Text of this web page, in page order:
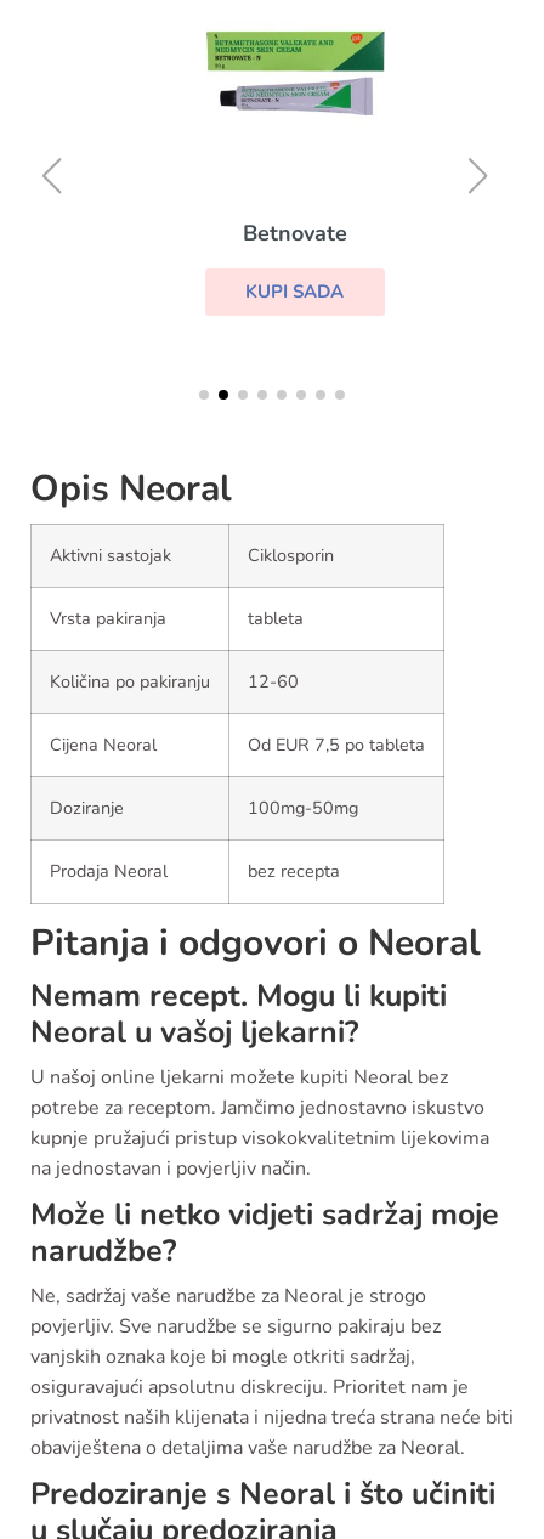
Betnovate
KUPI SADA
Opis Neoral
Aktivni sastojak Ciklosporin
Vrsta pakiranja tableta
Količina po pakiranju 12-60
Cijena Neoral Od EUR 7,5 po tableta
Doziranje 100mg-50mg
Prodaja Neoral bez recepta
Pitanja i odgovori o Neoral
Nemam recept. Mogu li kupiti
Neoral u vašoj ljekarni?
U našoj online ljekarni možete kupiti Neoral bez
potrebe za receptom. Jamčimo jednostavno iskustvo
kupnje pružajući pristup visokokvalitetnim lijekovima
na jednostavan i povjerljiv način.
Može li netko vidjeti sadržaj moje
narudžbe?
Ne, sadržaj vaše narudžbe za Neoral je strogo
povjerljiv. Sve narudžbe se sigurno pakiraju bez
vanjskih oznaka koje bi mogle otkriti sadržaj,
osiguravajući apsolutnu diskreciju. Prioritet nam je
privatnost naših klijenata i nijedna treća strana neće biti
obaviještena o detaljima vaše narudžbe za Neoral.
Predoziranje s Neoral i što učiniti
u slučaju predoziranja